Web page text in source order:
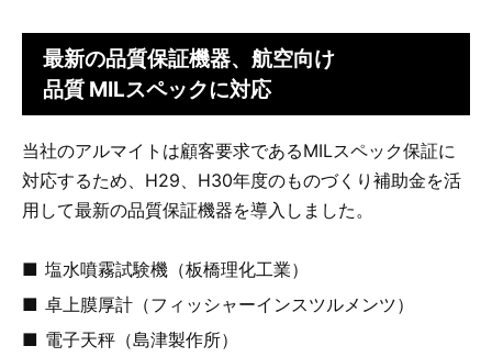
最新の品質保証機器、航空向け
品質 MILスペックに対応
当社のアルマイトは顧客要求であるMILスペック保証に
対応するため、H29、H30年度のものづくり補助金を活
用して最新の品質保証機器を導入しました。
塩水噴霧試験機（板橋理化工業）
卓上膜厚計（フィッシャーインスツルメンツ）
電子天秤（島津製作所）